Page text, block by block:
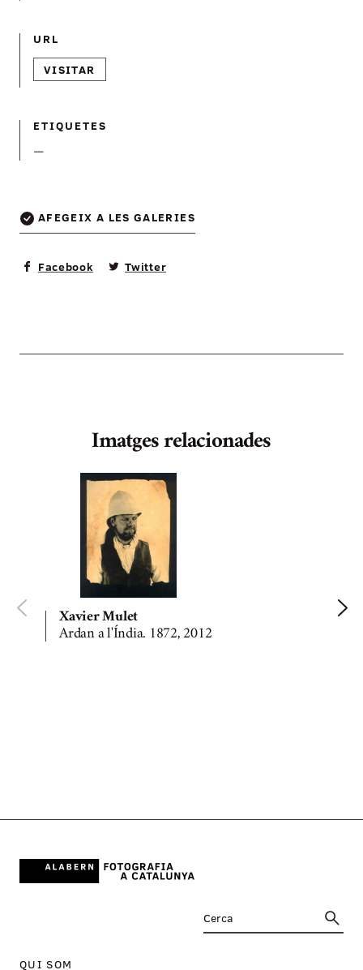
URL
VISITAR
ETIQUETES
—
AFEGEIX A LES GALERIES
Facebook Twitter
Imatges relacionades
Xavier Mulet
Ardan a l'Índia. 1872, 2012
QUI SOM